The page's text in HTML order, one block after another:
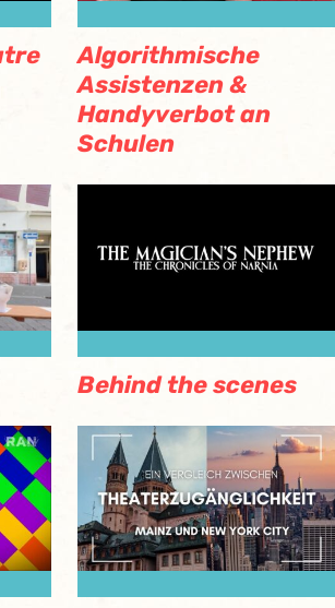
Algorithmische
Assistenzen &
Handyverbot an
Schulen
Behind the scenes